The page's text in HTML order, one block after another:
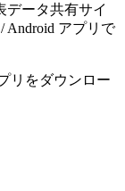
データ共有サイ
Android アプリで
リをダウンロー